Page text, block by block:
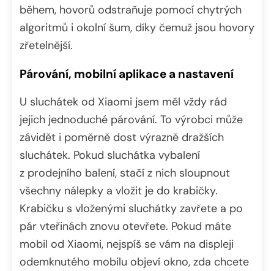
během, hovorů odstraňuje pomocí chytrých
algoritmů i okolní šum, díky čemuž jsou hovory
zřetelnější.
Párování, mobilní aplikace a nastavení
U sluchátek od Xiaomi jsem měl vždy rád
jejich jednoduché párování. To výrobci může
závidět i poměrně dost výrazně dražších
sluchátek. Pokud sluchátka vybalení
z prodejního balení, stačí z nich sloupnout
všechny nálepky a vložit je do krabičky.
Krabičku s vloženými sluchátky zavřete a po
pár vteřinách znovu otevřete. Pokud máte
mobil od Xiaomi, nejspíš se vám na displeji
odemknutého mobilu objeví okno, zda chcete